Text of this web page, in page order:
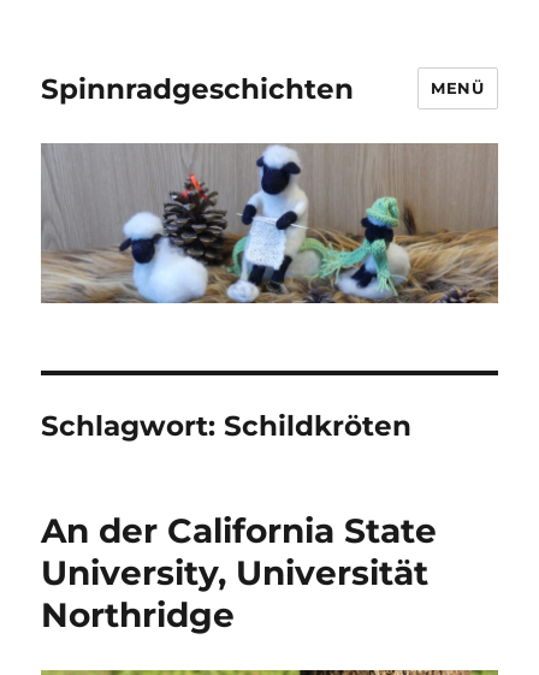
Spinnradgeschichten MENÜ
Schlagwort:Schildkröten
An der California State
University, Universität
Northridge